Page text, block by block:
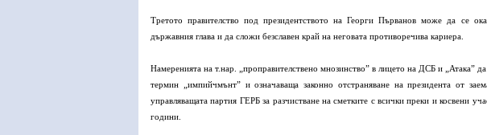
Третото правителство под президентството на Георги Първанов може да се
държавния глава и да сложи безславен край на неговата противоречива кариера.
Намеренията на т.нар. „проправителствено мнозинство” в лицето на ДСБ и „Атака”
термин „импийчмънт” и означаваща законно отстраняване на президента от
управляващата партия ГЕРБ за разчистване на сметките с всички преки и косвени
години.